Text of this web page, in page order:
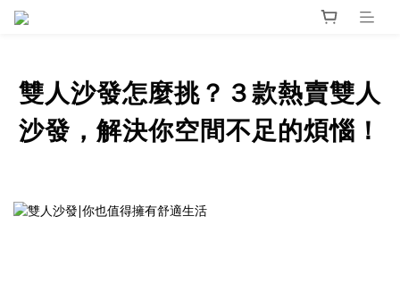
雙人沙發怎麼挑？３款熱賣雙人
沙發，解決你空間不足的煩惱！